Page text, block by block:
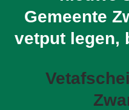
Gemeente
vetput legen,